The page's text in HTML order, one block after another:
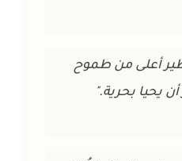
أعلى من طموح
يحيا بحرية."